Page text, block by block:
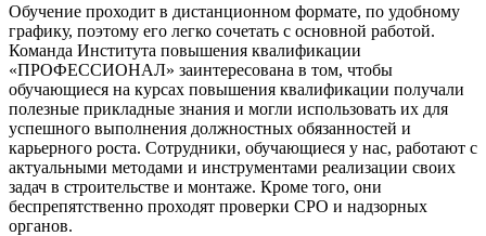
Обучение проходит в дистанционном формате, по удобному
графику, поэтому его легко сочетать с основной работой.
Команда Института повышения квалификации
«ПРОФЕССИОНАЛ» заинтересована в том, чтобы
обучающиеся на курсах повышения квалификации получали
полезные прикладные знания и могли использовать их для
успешного выполнения должностных обязанностей и
карьерного роста. Сотрудники, обучающиеся у нас, работают с
актуальными методами и инструментами реализации своих
задач в строительстве и монтаже. Кроме того, они
беспрепятственно проходят проверки СРО и надзорных
органов.